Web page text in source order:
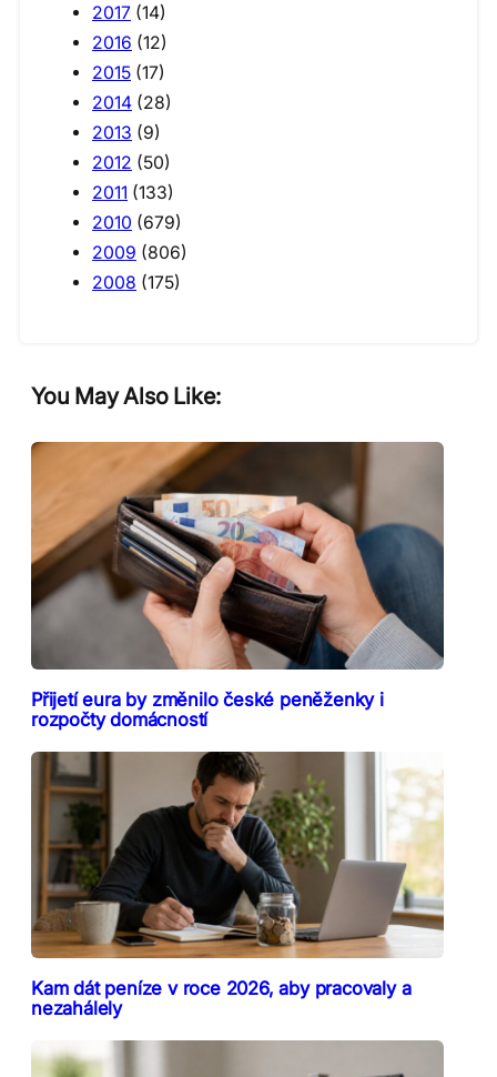
2017 (14)
2016 (12)
2015 (17)
2014 (28)
2013 (9)
2012 (50)
2011 (133)
2010 (679)
2009 (806)
2008 (175)
You May Also Like:
Přijetí eura by změnilo české peněženky i
rozpočty domácností
Kam dát peníze v roce 2026, aby pracovaly a
nezahálely